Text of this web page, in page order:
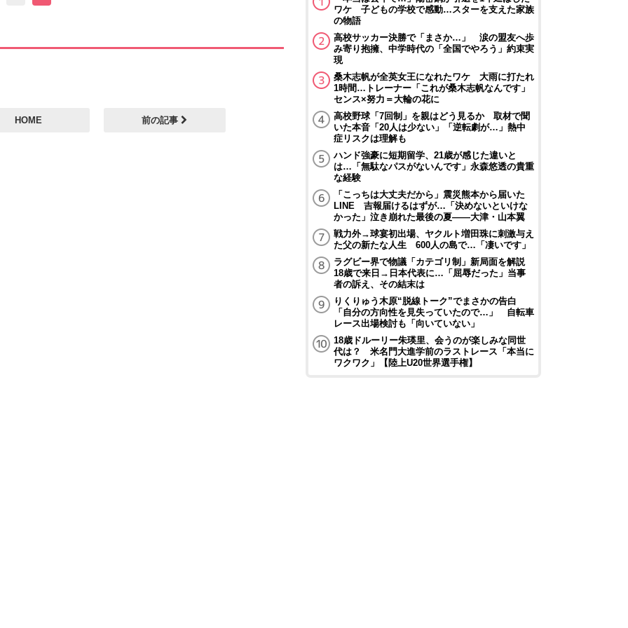
HOME 前の記事
ワケ 子どもの学校で感動…スターを支えた家族
の物語
高校サッカー決勝で「まさか…」 涙の盟友へ歩
み寄り抱擁、中学時代の「全国でやろう」約束実
現
桑木志帆が全英女王になれたワケ 大雨に打たれ
1時間…トレーナー「これが桑木志帆なんです」
センス×努力＝大輪の花に
高校野球「7回制」を親はどう見るか 取材で聞
いた本音「20人は少ない」「逆転劇が…」熱中
症リスクは理解も
ハンド強豪に短期留学、21歳が感じた違いと
は…「無駄なパスがないんです」永森悠透の貴重
な経験
「こっちは大丈夫だから」震災熊本から届いた
LINE 吉報届けるはずが…「決めないといけな
かった」泣き崩れた最後の夏――大津・山本翼
戦力外→球宴初出場、ヤクルト増田珠に刺激与え
た父の新たな人生 600人の島で…「凄いです」
ラグビー界で物議「カテゴリ制」新局面を解説
18歳で来日→日本代表に…「屈辱だった」当事
者の訴え、その結末は
りくりゅう木原“脱線トーク”でまさかの告白
「自分の方向性を見失っていたので…」 自転車
レース出場検討も「向いていない」
18歳ドルーリー朱瑛里、会うのが楽しみな同世
代は？ 米名門大進学前のラストレース「本当に
ワクワク」【陸上U20世界選手権】